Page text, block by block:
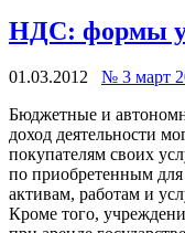
НДС: формы
01.03.2012
№ 3 март
Бюджетные и
доход деятельности
покупателям своих
по приобретенным
активам, работам и
Кроме того,